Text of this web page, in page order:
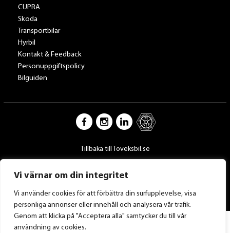
Vi värnar om din integritet
Vi använder cookies för att förbättra din surfupplevelse, visa
personliga annonser eller innehåll och analysera vår trafik.
Genom att klicka på "Acceptera alla" samtycker du till vår
användning av cookies.
CUPRA
Skoda
Transportbilar
Hyrbil
Kontakt & Feedback
Personuppgiftspolicy
Bilguiden
Tillbaka till Toveksbil.se